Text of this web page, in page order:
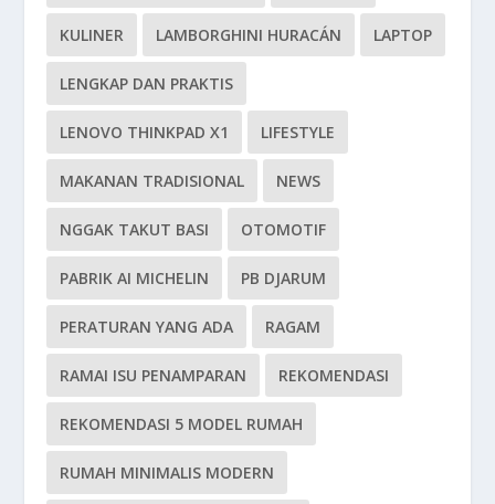
KULINER LAMBORGHINI HURACÁN LAPTOP
LENGKAP DAN PRAKTIS
LENOVO THINKPAD X1 LIFESTYLE
MAKANAN TRADISIONAL NEWS
NGGAK TAKUT BASI OTOMOTIF
PABRIK AI MICHELIN PB DJARUM
PERATURAN YANG ADA RAGAM
RAMAI ISU PENAMPARAN REKOMENDASI
REKOMENDASI 5 MODEL RUMAH
RUMAH MINIMALIS MODERN